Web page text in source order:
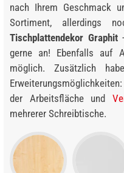
nach Ihrem Geschmack
Sortiment, allerdings
Tischplattendekor Graphit-
gerne an! Ebenfalls auf
möglich. Zusätzlich
Erweiterungsmöglichkeiten:
der Arbeitsfläche und
mehrerer Schreibtische.